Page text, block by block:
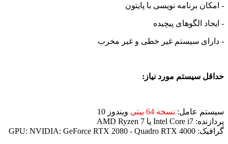
- امکان برنامه نویسی با پایتون
- ایجاد الگوهای پیچیده
- دارای سیستم غیر خطی و غیر مخرب
حداقل سیستم مورد نیاز:
سیستم عامل: نسخه 64 بیتی
ویندوز 10
پردازنده: Intel Core i7 یا AMD Ryzen 7
گرافیک: GPU: NVIDIA: GeForce RTX 2080 - Quadro RTX 4000